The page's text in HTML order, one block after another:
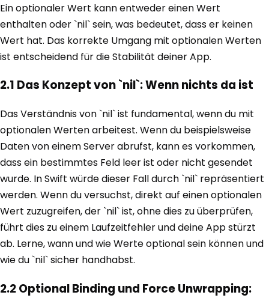
Ein optionaler Wert kann entweder einen Wert
enthalten oder `nil` sein, was bedeutet, dass er keinen
Wert hat. Das korrekte Umgang mit optionalen Werten
ist entscheidend für die Stabilität deiner App.
2.1 Das Konzept von `nil`: Wenn nichts da ist
Das Verständnis von `nil` ist fundamental, wenn du mit
optionalen Werten arbeitest. Wenn du beispielsweise
Daten von einem Server abrufst, kann es vorkommen,
dass ein bestimmtes Feld leer ist oder nicht gesendet
wurde. In Swift würde dieser Fall durch `nil` repräsentiert
werden. Wenn du versuchst, direkt auf einen optionalen
Wert zuzugreifen, der `nil` ist, ohne dies zu überprüfen,
führt dies zu einem Laufzeitfehler und deine App stürzt
ab. Lerne, wann und wie Werte optional sein können und
wie du `nil` sicher handhabst.
2.2 Optional Binding und Force Unwrapping: